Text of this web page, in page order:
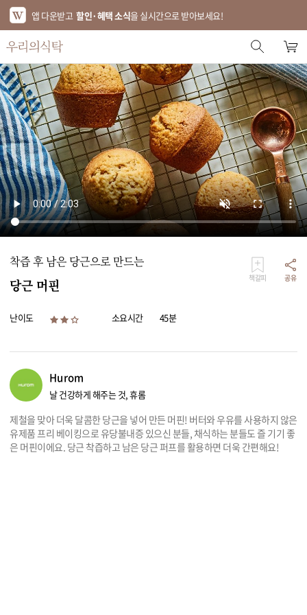
앱 다운받고 할인·혜택 소식을 실시간으로 받아보세요!
스토어 홈
에디터 추천
한정특가
베스트
신상품
기획전
가전
착즙 후 남은 당근으로 만드는
당근 머핀 책갈피 공유
난이도 소요시간 45분
Hurom
날 건강하게 해주는 것, 휴롬
제철을 맞아 더욱 달콤한 당근을 넣어 만든 머핀! 버터와 우유를 사용하지 않은
유제품 프리 베이킹으로 유당불내증 있으신 분들, 채식하는 분들도 즐 기기 좋
은 머핀이에요. 당근 착즙하고 남은 당근 퍼프를 활용하면 더욱 간편해요!